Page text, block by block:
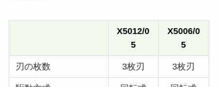
X5012/0
5
X5006/0
5
刃の枚数 3枚刃 3枚刃